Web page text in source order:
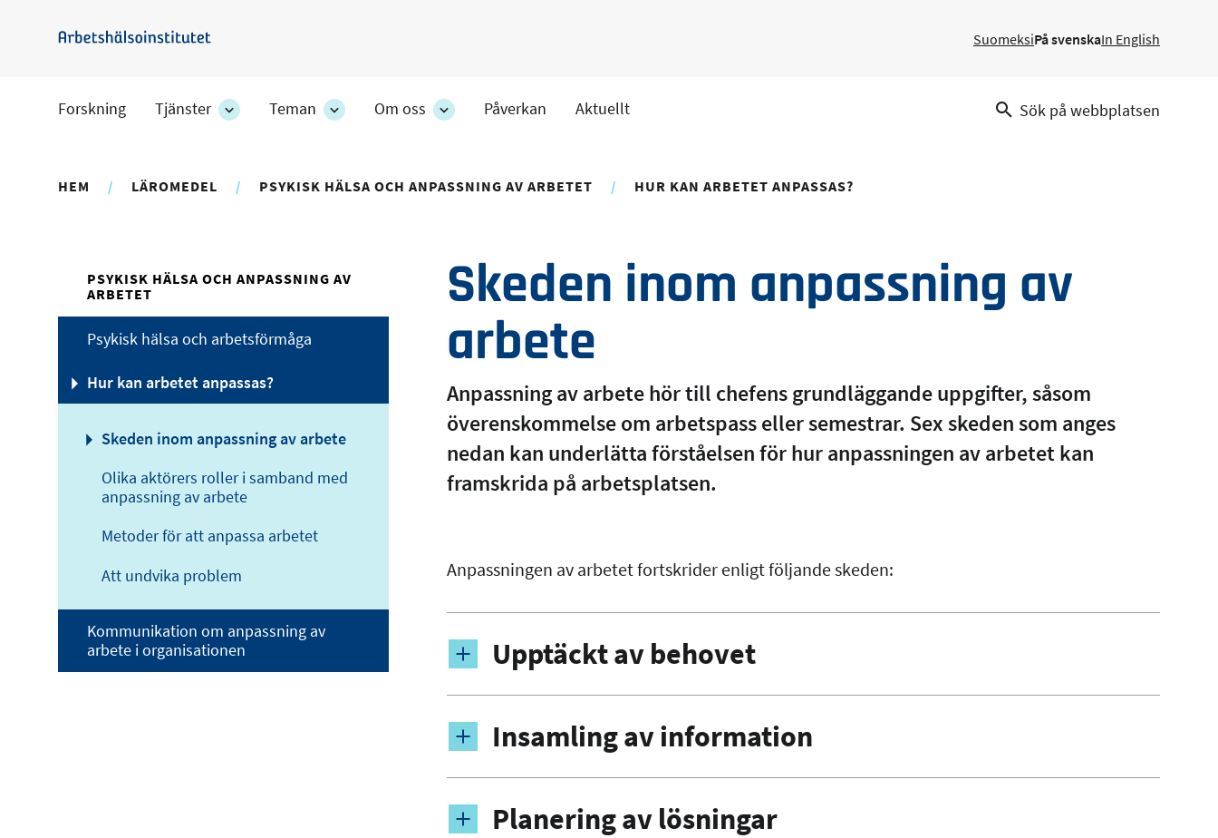
Arbetshälsoinstitutet
SuomeksiPå svenskaIn English
Forskning Tjänster
TjänsterTeman
Teman
undersidor
Om oss
Om
undersidor
Påverkan Aktuellt Sök på webbplatsen
HEM LÄROMEDEL PSYKISK HÄLSA OCH ANPASSNING AV ARBETET HUR KAN ARBETET ANPASSAS?
Skeden inom anpassning av
arbete
Anpassning av arbete hör till chefens grundläggande uppgifter, såsom
överenskommelse om arbetspass eller semestrar. Sex skeden som anges
nedan kan underlätta förståelsen för hur anpassningen av arbetet kan
framskrida på arbetsplatsen.
Anpassningen av arbetet fortskrider enligt följande skeden:
Upptäckt av behovet
Insamling av information
Planering av lösningar
PSYKISK HÄLSA OCH ANPASSNING AV
ARBETET
Psykisk hälsa och arbetsförmåga
Hur kan arbetet anpassas?
Skeden inom anpassning av arbete
Olika aktörers roller i samband med
anpassning av arbete
Metoder för att anpassa arbetet
Att undvika problem
Kommunikation om anpassning av
arbete i organisationen